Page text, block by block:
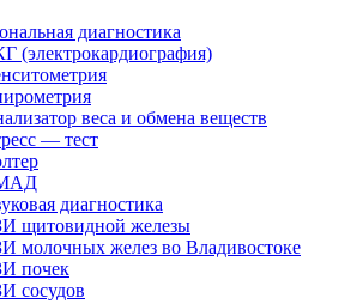
диагностика
(электрокардиография)
веса и обмена веществ
— тест
диагностика
щитовидной железы
молочных желез во Владивостоке
почек
сосудов